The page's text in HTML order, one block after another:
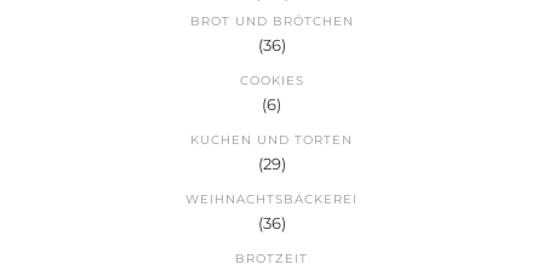
BROT UND BRÖTCHEN
(36)
COOKIES
(6)
KUCHEN UND TORTEN
(29)
WEIHNACHTSBÄCKEREI
(36)
BROTZEIT